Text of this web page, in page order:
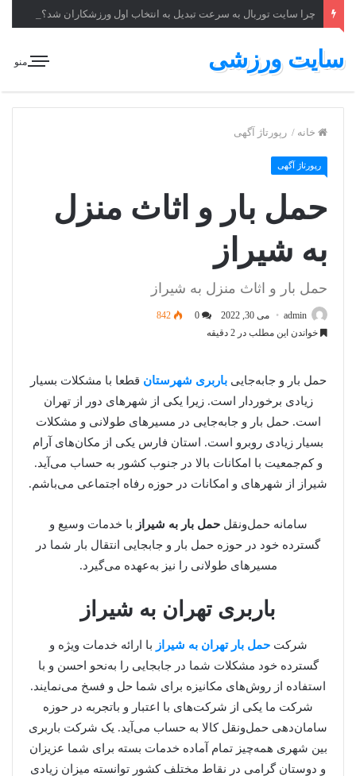
چرا سایت توربال به ‌سرعت تبدیل به انتخاب اول ورزشکاران شد؟
منو سایت ورزشی
خانه / رپورتاژ آگهی
رپورتاژ آگهی
حمل بار و اثاث منزل
به شیراز
حمل بار و اثاث منزل به شیراز
admin می 30, 2022
842
خواندن این مطلب در 2 دقیقه
حمل بار و جابه‌جاییباربری شهرستان قطعا با مشکلات بسیار
زیادی برخوردار است. زیرا یکی از شهرهای دور از تهران
است. حمل بار و جابه‌جایی در مسیرهای طولانی و مشکلات
بسیار زیادی روبرو است. استان فارس یکی از مکان‌های آرام
و کم‌جمعیت با امکانات بالا در جنوب کشور به حساب می‌آید.
شیراز از شهرهای و امکانات در حوزه رفاه اجتماعی می‌باشم.
سامانه حمل‌ونقلحمل بار به شیراز با خدمات وسیع و
گسترده خود در حوزه حمل بار و جابجایی انتقال بار شما در
مسیرهای طولانی را نیز به‌عهده می‌گیرد.
باربری تهران به شیراز
شرکتحمل بار تهران به شیراز با ارائه خدمات ویژه و
گسترده خود مشکلات شما در جابجایی را به‌نحو احسن و با
استفاده از روش‌های مکانیزه برای شما حل و فسخ می‌نمایند.
شرکت ما یکی از شرکت‌های با اعتبار و باتجربه در حوزه
سامان‌دهی حمل‌ونقل کالا به حساب می‌آید. یک شرکت باربری
بین شهری همه‌چیز تمام آماده خدمات بسته برای شما عزیزان
و دوستان گرامی در نقاط مختلف کشور توانسته میزان زیادی